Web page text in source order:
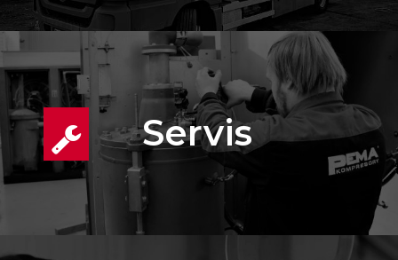
Servis